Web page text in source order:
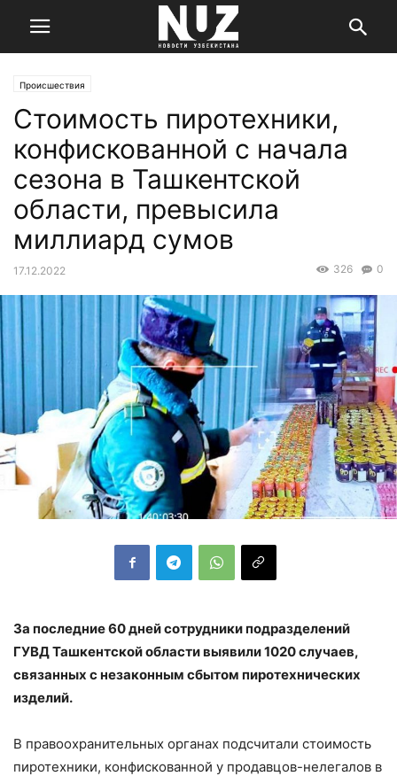
Происшествия
Стоимость пиротехники,
конфискованной с начала
сезона в Ташкентской
области, превысила
миллиард сумов
17.12.2022 0
326
За последние 60 дней сотрудники подразделений
ГУВД Ташкентской области выявили 1020 случаев,
связанных с незаконным сбытом пиротехнических
изделий.
В правоохранительных органах подсчитали стоимость
пиротехники, конфискованной у продавцов-нелегалов в